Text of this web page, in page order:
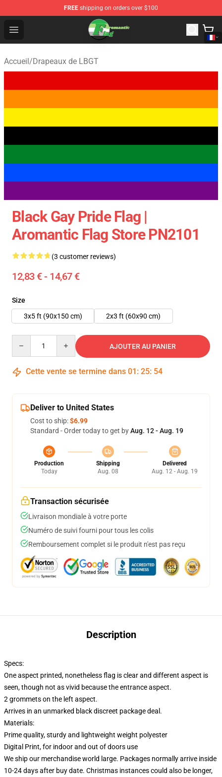
FREE shipping on orders over $100
Open menu
Aromantic Flag Shop - The Best Store of Aromantic Flag
Accueil/Drapeaux de LBGT
Black Gay Pride Flag |
Aromantic Flag Store PN2101
(3 customer reviews)
12,83 € - 14,67 €
Size
3x5 ft (90x150 cm)
2x3 ft (60x90 cm)
AJOUTER AU PANIER
Cette vente se termine dans 01 : 25: 54
Deliver to United States
Cost to ship:$6.99
Standard - Order today to get byAug. 12 - Aug. 19
Production
Today
Shipping
Aug. 08
Delivered
Aug. 12 - Aug. 19
Transaction sécurisée
Livraison mondiale à votre porte
Numéro de suivi fourni pour tous les colis
Remboursement complet si le produit n'est pas reçu
Description
Specs:
One aspect printed, nonetheless flag is clear and different aspect is
seen, though not as vivid because the entrance aspect.
2 grommets on the left aspect.
Arrives in an unmarked black discreet package deal.
Materials:
Prime quality, sturdy and lightweight weight polyester
Digital Print, for indoor and out of doors use
We ship our merchandise world large. Packages normally arrive inside
10-24 days after buy date. Christmas instances could also be longer,